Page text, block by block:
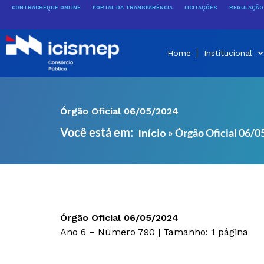
conteúdo
CONTRACHEQUE ONLINE PORTAL DA TRANSPARÊNCIA LICITAÇÕES
Home Institucional
Órgão Oficial 06/05/2024
Você está em: Início »Órgão Oficial 06/
Órgão Oficial 06/05/2024
Ano 6 – Número 790 | Tamanho: 1 página